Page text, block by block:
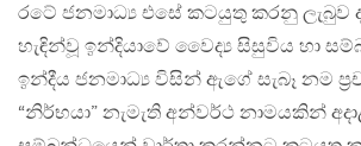
රටේ ජනමාධ්‍ය එසේ කටයුතු කරනු ලැබුව
හැඳින්වූ ඉන්දියාවේ වෛද්‍ය සිසුවිය හා
ඉන්දීය ජනමාධ්‍ය විසින් ඇගේ සැබෑ නම
“නිර්භයා” නැමැති අන්වර්ථ නාමයකින්